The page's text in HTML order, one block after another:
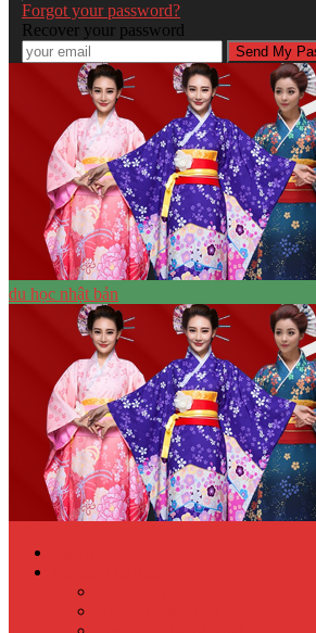
Forgot your password?
Recover your password
du học nhật bản